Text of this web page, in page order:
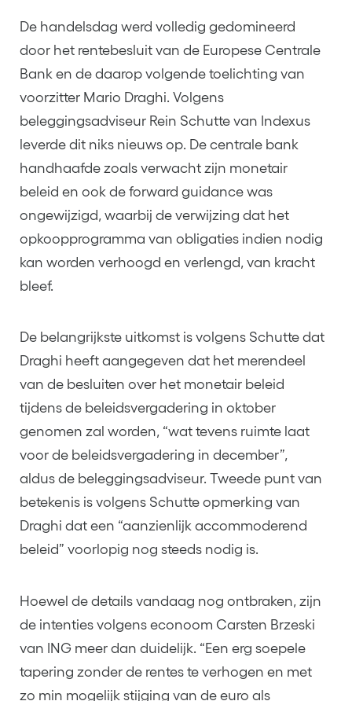
De handelsdag werd volledig gedomineerd
door het rentebesluit van de Europese Centrale
Bank en de daarop volgende toelichting van
voorzitter Mario Draghi. Volgens
beleggingsadviseur Rein Schutte van Indexus
leverde dit niks nieuws op. De centrale bank
handhaafde zoals verwacht zijn monetair
beleid en ook de forward guidance was
ongewijzigd, waarbij de verwijzing dat het
opkoopprogramma van obligaties indien nodig
kan worden verhoogd en verlengd, van kracht
bleef.
De belangrijkste uitkomst is volgens Schutte dat
Draghi heeft aangegeven dat het merendeel
van de besluiten over het monetair beleid
tijdens de beleidsvergadering in oktober
genomen zal worden, “wat tevens ruimte laat
voor de beleidsvergadering in december”,
aldus de beleggingsadviseur. Tweede punt van
betekenis is volgens Schutte opmerking van
Draghi dat een “aanzienlijk accommoderend
beleid” voorlopig nog steeds nodig is.
Hoewel de details vandaag nog ontbraken, zijn
de intenties volgens econoom Carsten Brzeski
van ING meer dan duidelijk. “Een erg soepele
tapering zonder de rentes te verhogen en met
zo min mogelijk stijging van de euro als